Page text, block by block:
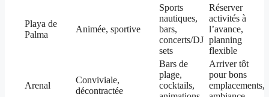
Playa de
Palma
Animée, sportive
Sports
nautiques,
bars,
concerts/DJ
sets
Réserver
activités à
l’avance,
planning
flexible
Arenal
Conviviale,
décontractée
Bars de
plage,
cocktails,
Arriver tôt
pour bons
emplacements,